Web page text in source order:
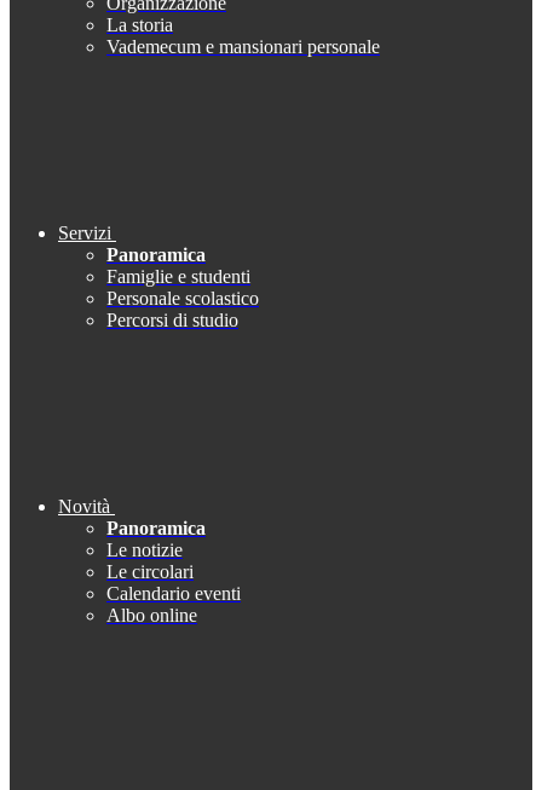
La storia
Vademecum e mansionari personale
Servizi
Panoramica
Famiglie e studenti
Personale scolastico
Percorsi di studio
Novità
Panoramica
Le notizie
Le circolari
Calendario eventi
Albo online